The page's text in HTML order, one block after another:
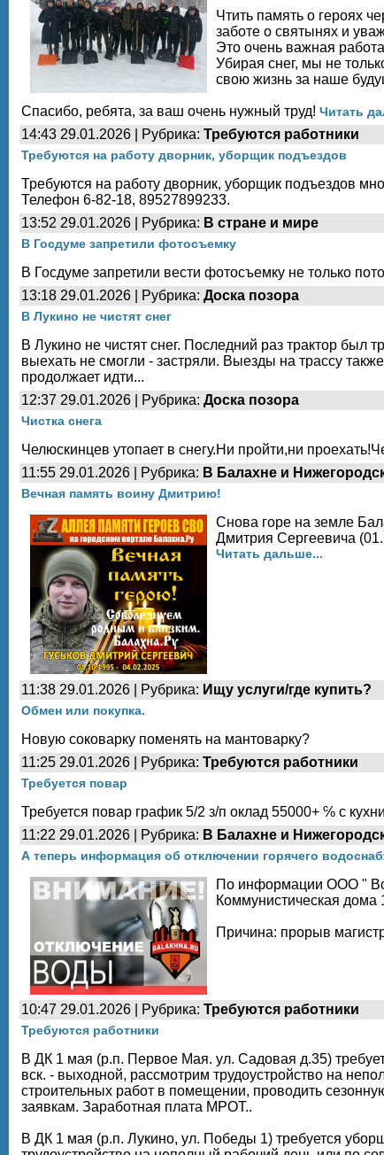
Чтить память о героях
заботе о святынях и
Это очень важная
Убирая снег, мы не
свою жизнь за наше
Спасибо, ребята, за ваш очень нужный труд! Читать
14:43 29.01.2026 | Рубрика: Требуются работники
Требуются на работу дворник, уборщик подъездов
Требуются на работу дворник, уборщик подъездов
Телефон 6-82-18, 89527899233.
13:52 29.01.2026 | Рубрика: В стране и мире
В Госдуме запретили фотосъемку
В Госдуме запретили вести фотосъемку не только
13:18 29.01.2026 | Рубрика: Доска позора
В Лукино не чистят снег
В Лукино не чистят снег. Последний раз трактор был
выехать не смогли - застряли. Выезды на трассу
продолжает идти...
12:37 29.01.2026 | Рубрика: Доска позора
Чистка снега
Челюскинцев утопает в снегу.Ни пройти,ни
11:55 29.01.2026 | Рубрика: В Балахне и
Вечная память воину Дмитрию!
Снова горе на земле
Дмитрия Сергеевича
Читать дальше...
11:38 29.01.2026 | Рубрика: Ищу услуги/где купить?
Обмен или покупка.
Новую соковарку поменять на мантоварку?
11:25 29.01.2026 | Рубрика: Требуются работники
Требуется повар
Требуется повар график 5/2 з/п оклад 55000+ ℅ с
11:22 29.01.2026 | Рубрика: В Балахне и
А теперь информация об отключении горячего
По информации ООО "
Коммунистическая дома
Причина: прорыв
10:47 29.01.2026 | Рубрика: Требуются работники
Требуются работники
В ДК 1 мая (р.п. Первое Мая. ул. Садовая д.35)
вск. - выходной, рассмотрим трудоустройство на
строительных работ в помещении, проводить
заявкам. Заработная плата МРОТ..
В ДК 1 мая (р.п. Лукино, ул. Победы 1) требуется